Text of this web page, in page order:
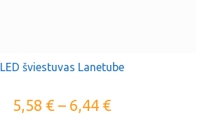
LED šviestuvas Lanetube
5,58 €– 6,44 €